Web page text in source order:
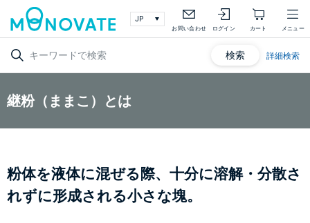
お問い合わせ ログイン カート メニュー
検索 詳細検索
継粉（ままこ）とは
粉体を液体に混ぜる際、十分に溶解・分散さ
れずに形成される小さな塊。